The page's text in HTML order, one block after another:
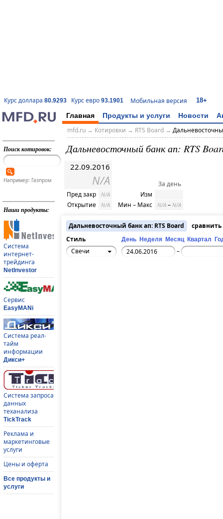
Курс доллара 80.9293 Курс евро 93.1901 Мобильная версия 18+
Главная Продукты и услуги Новости
Поиск котировок:
Например: Газпром
Наши продукты:
Система
интернет-
трейдинга
NetInvestor
Сервис
EasyMANi
Система реал-
тайм
информации
Дикси+
Система запроса
данных
теханализа
TickTrack
Реклама и
маркетинговые
услуги
Цены и оферта
Все продукты и
услуги
mfd.ru→ Котировки → RTS Board→
Дальневосточный банк ап: RTS
22.09.2016
N/A
Пред закр N/A
Открытие N/A
За день
Изм
Мин – Макс
N/A – N/A
Дальневосточный банк ап: RTS Board
Стиль
День Неделя Месяц Квартал
Свечи –